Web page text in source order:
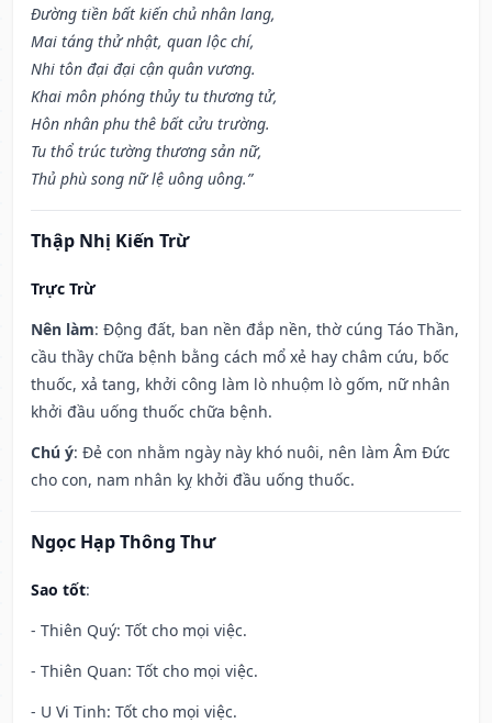
Đường tiền bất kiến chủ nhân lang,
Mai táng thử nhật, quan lộc chí,
Nhi tôn đại đại cận quân vương.
Khai môn phóng thủy tu thương tử,
Hôn nhân phu thê bất cửu trường.
Tu thổ trúc tường thương sản nữ,
Thủ phù song nữ lệ uông uông.”
Thập Nhị Kiến Trừ
Trực Trừ
Nên làm: Động đất, ban nền đắp nền, thờ cúng Táo Thần,
cầu thầy chữa bệnh bằng cách mổ xẻ hay châm cứu, bốc
thuốc, xả tang, khởi công làm lò nhuộm lò gốm, nữ nhân
khởi đầu uống thuốc chữa bệnh.
Chú ý: Đẻ con nhằm ngày này khó nuôi, nên làm Âm Đức
cho con, nam nhân kỵ khởi đầu uống thuốc.
Ngọc Hạp Thông Thư
Sao tốt:
- Thiên Quý: Tốt cho mọi việc.
- Thiên Quan: Tốt cho mọi việc.
- U Vi Tinh: Tốt cho mọi việc.